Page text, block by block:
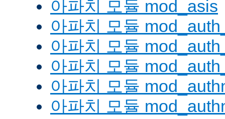
아파치 모듈 mod_asis
아파치 모듈
아파치 모듈
아파치 모듈
아파치 모듈
아파치 모듈